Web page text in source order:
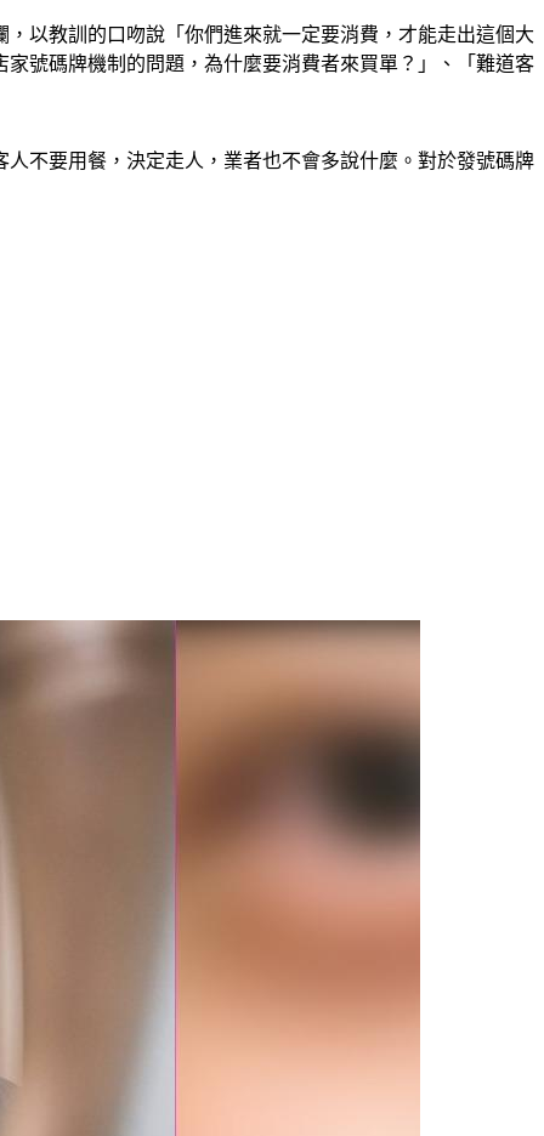
以教訓的口吻說「你們進來就一定要消費，才能走出這個大
號碼牌機制的問題，為什麼要消費者來買單？」、「難道客
不要用餐，決定走人，業者也不會多說什麼。對於發號碼牌